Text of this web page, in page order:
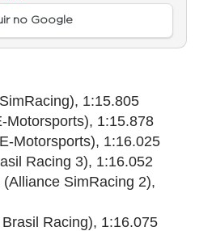
no Google
1:15.805
Motorsports), 1:15.878
Motorsports), 1:16.025
Racing 3), 1:16.052
SimRacing 2),
Racing), 1:16.075